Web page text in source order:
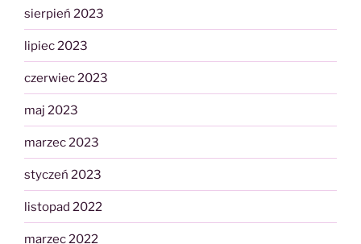
sierpień 2023
lipiec 2023
czerwiec 2023
maj 2023
marzec 2023
styczeń 2023
listopad 2022
marzec 2022